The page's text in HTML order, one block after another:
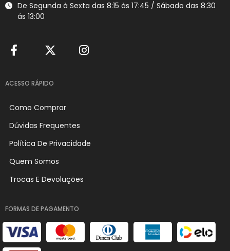
De Segunda à Sexta das 8:15 às 17:45 / Sábado das 8:30
ás 13:00
ACESSO RÁPIDO
Como Comprar
Dúvidas Frequentes
Política De Privacidade
Quem Somos
Trocas E Devoluções
FORMAS DE PAGAMENTO